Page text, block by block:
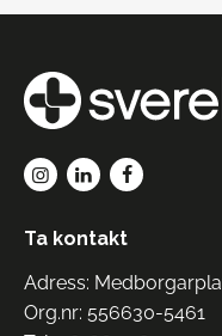
Ta kontakt
Adress:
Org.nr: 556630-5461